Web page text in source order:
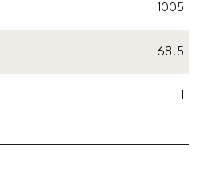
1005
68.5
1